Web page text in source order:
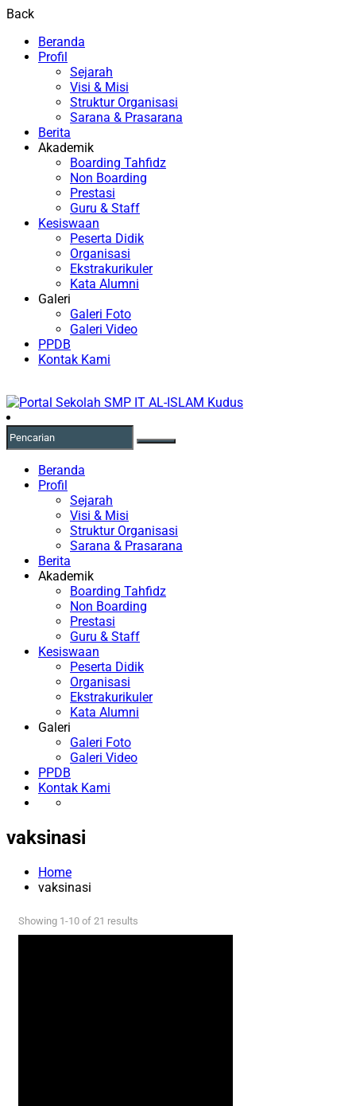
Back
Beranda
Profil
Sejarah
Visi & Misi
Struktur Organisasi
Sarana & Prasarana
Berita
Akademik
Boarding Tahfidz
Non Boarding
Prestasi
Guru & Staff
Kesiswaan
Peserta Didik
Organisasi
Ekstrakurikuler
Kata Alumni
Galeri
Galeri Foto
Galeri Video
PPDB
Kontak Kami
Beranda
Profil
Sejarah
Visi & Misi
Struktur Organisasi
Sarana & Prasarana
Berita
Akademik
Boarding Tahfidz
Non Boarding
Prestasi
Guru & Staff
Kesiswaan
Peserta Didik
Organisasi
Ekstrakurikuler
Kata Alumni
Galeri
Galeri Foto
Galeri Video
PPDB
Kontak Kami
vaksinasi
Home
vaksinasi
Showing 1-10 of 21 results